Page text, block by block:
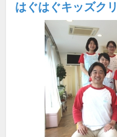
はぐはぐキッズク